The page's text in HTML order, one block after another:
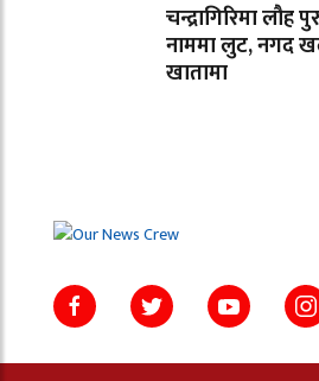
चन्द्रागिरिमा
नाममा लुट, नगद
खातामा